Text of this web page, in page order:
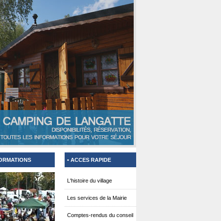
• ACCES RAPIDE
L'histoire du village
Les services de la Mairie
Comptes-rendus du conseil